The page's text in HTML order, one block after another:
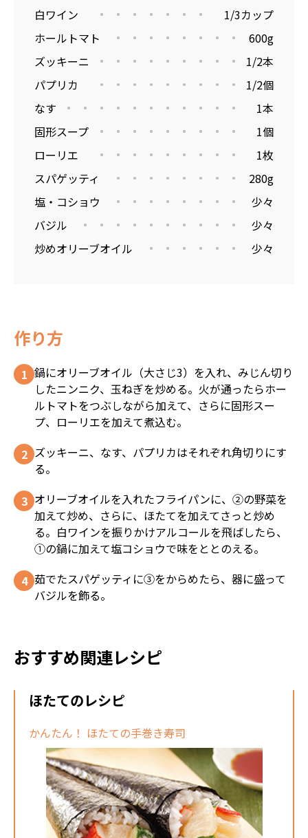
白ワイン
1/3カップ
ホールトマト
600g
ズッキーニ
1/2本
パプリカ
1/2個
なす
1本
固形スープ
1個
ローリエ
1枚
スパゲッティ
280g
塩・コショウ
少々
バジル
少々
炒めオリーブオイル
少々
作り方
鍋にオリーブオイル（大さじ3）を入れ、みじん切り
したニンニク、玉ねぎを炒める。火が通ったらホー
ルトマトをつぶしながら加えて、さらに固形スー
プ、ローリエを加えて煮込む。
ズッキーニ、なす、パプリカはそれぞれ角切りにす
る。
オリーブオイルを入れたフライパンに、②の野菜を
加えて炒め、さらに、ほたてを加えてさっと炒め
る。白ワインを振りかけアルコールを飛ばしたら、
①の鍋に加えて塩コショウで味をととのえる。
茹でたスパゲッティに③をからめたら、器に盛って
バジルを飾る。
おすすめ関連レシピ
ほたてのレシピ
かんたん！ ほたての手巻き寿司